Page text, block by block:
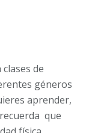
de
géneros
aprender,
que